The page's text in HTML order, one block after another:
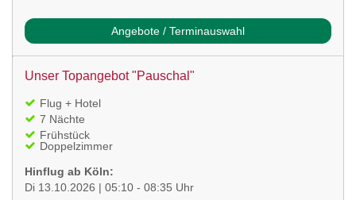
Angebote / Terminauswahl
Unser Topangebot "Pauschal"
Flug + Hotel
7 Nächte
Frühstück
Doppelzimmer
Hinflug ab Köln:
Di 13.10.2026 | 05:10 - 08:35 Uhr